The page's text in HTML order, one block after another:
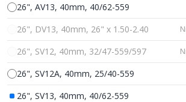
26", AV13, 40mm, 40/62-559
26", DV13, 40mm, 26" x 1.50-2.40
26", SV12, 40mm, 32/47-559/597
26", SV12A, 40mm, 25/40-559
26", SV13, 40mm, 40/62-559